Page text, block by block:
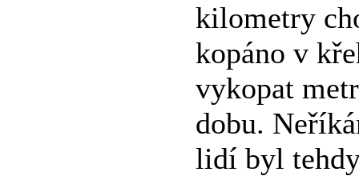
kilometry
kopáno v
vykopat
dobu.
lidí byl